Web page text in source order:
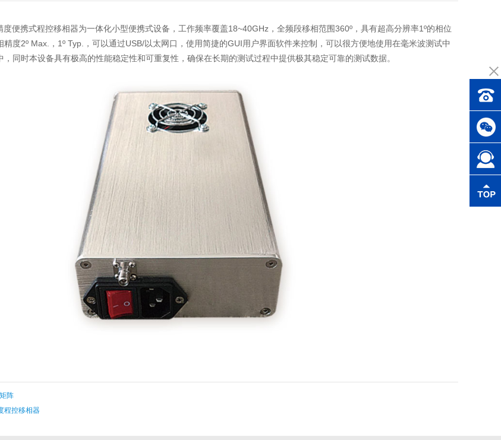
便携式程控移相器为一体化小型便携式设备，工作频率覆盖18~40GHz，全频段移相范围360º，具有超高分辨率1º的相位
度2º Max.，1º Typ.，可以通过USB/以太网口，使用简捷的GUI用户界面软件来控制，可以很方便地使用在毫米波测试中
同时本设备具有极高的性能稳定性和可重复性，确保在长期的测试过程中提供极其稳定可靠的测试数据。
阵
程控移相器